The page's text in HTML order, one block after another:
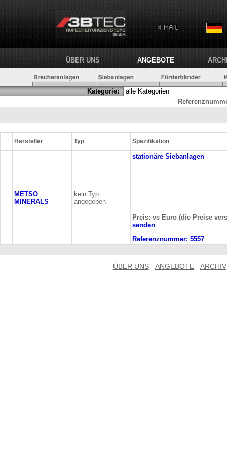
ÜBER UNS ANGEBOTE
Kategorie:
Hersteller Typ Spezifikation
METSO
MINERALS
kein Typ
angegeben
stationäre Siebanlagen
Preis: vs Euro (die Preise
senden
Referenznummer: 5557
ÜBER UNS ANGEBOTE ARCHIV